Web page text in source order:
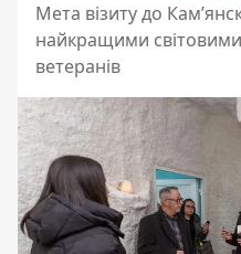
Мета візиту до
найкращими
ветеранів